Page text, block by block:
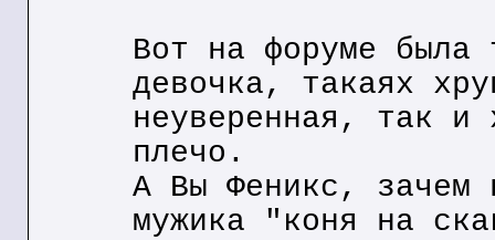
Вот на форуме
девочка, такаях
неуверенная, так и
плечо.
А Вы Феникс, зачем
мужика "коня на